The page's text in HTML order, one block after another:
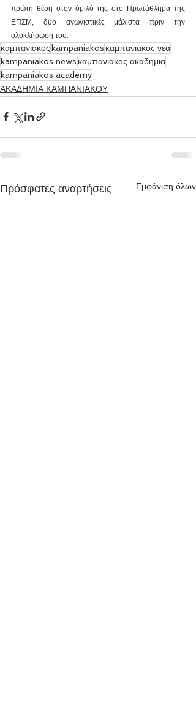
πρώτη θέση στον όμιλό της στο Πρωτάθλημα της
ΕΠΣΜ, δύο αγωνιστικές μάλιστα πριν την
ολοκλήρωσή του.
καμπανιακοςkampaniakos καμπανιακος νεα
kampaniakos news καμπανιακος ακαδημια
kampaniakos academy
ΑΚΑΔΗΜΙΑ ΚΑΜΠΑΝΙΑΚΟΥ
Πρόσφατες αναρτήσεις Εμφάνιση όλων